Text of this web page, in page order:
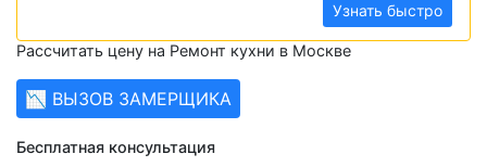
Узнать быстро
Рассчитать цену на Ремонт кухни в Москве
📉 ВЫЗОВ ЗАМЕРЩИКА
Бесплатная консультация